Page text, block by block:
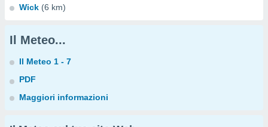
Wick (6 km)
Il Meteo...
Il Meteo 1 - 7
PDF
Maggiori informazioni